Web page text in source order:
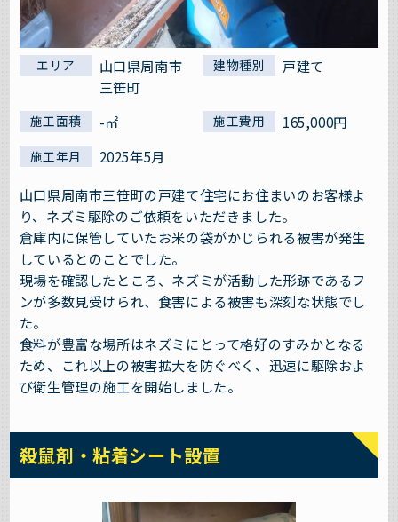
エリア
山口県周南市
三笹町
建物種別 戸建て
施工面積 -㎡ 施工費用 165,000円
施工年月
2025年5月
山口県周南市三笹町の戸建て住宅にお住まいのお客様よ
り、ネズミ駆除のご依頼をいただきました。
倉庫内に保管していたお米の袋がかじられる被害が発生
しているとのことでした。
現場を確認したところ、ネズミが活動した形跡であるフ
ンが多数見受けられ、食害による被害も深刻な状態でし
た。
食料が豊富な場所はネズミにとって格好のすみかとなる
ため、これ以上の被害拡大を防ぐべく、迅速に駆除およ
び衛生管理の施工を開始しました。
殺鼠剤・粘着シート設置